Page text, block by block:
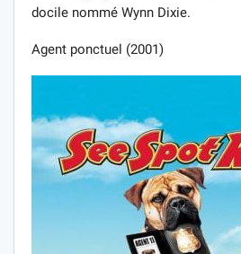
docile nommé Wynn Dixie.
Agent ponctuel (2001)